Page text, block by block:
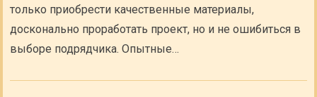
только приобрести качественные материалы,
досконально проработать проект, но и не ошибиться в
выборе подрядчика. Опытные…